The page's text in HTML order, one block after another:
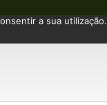
a sua utilização.